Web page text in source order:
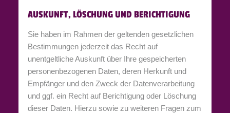
AUSKUNFT, LÖSCHUNG UND BERICHTIGUNG
Sie haben im Rahmen der geltenden gesetzlichen
Bestimmungen jederzeit das Recht auf
unentgeltliche Auskunft über Ihre gespeicherten
personenbezogenen Daten, deren Herkunft und
Empfänger und den Zweck der Datenverarbeitung
und ggf. ein Recht auf Berichtigung oder Löschung
dieser Daten. Hierzu sowie zu weiteren Fragen zum